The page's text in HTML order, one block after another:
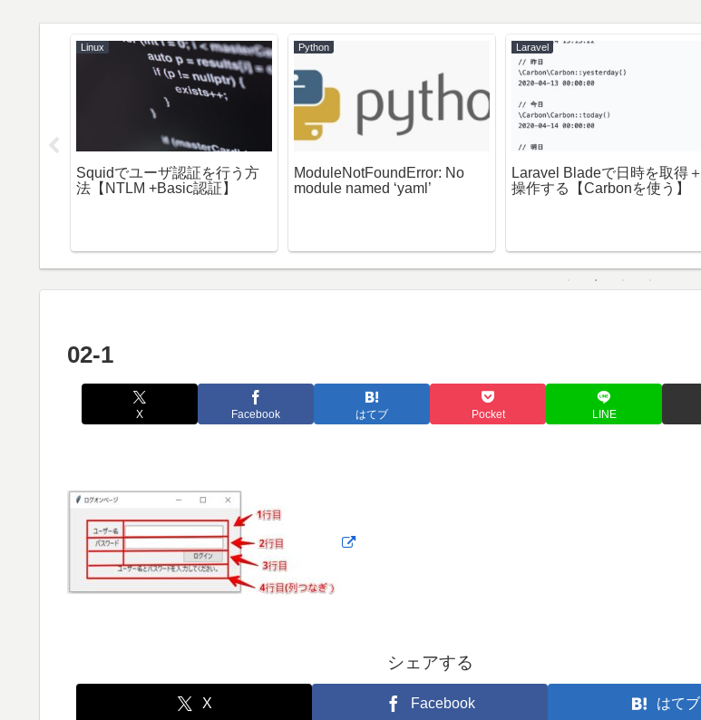
Linux
Squidでユーザ認証を行う方
法【NTLM +Basic認証】
Python
ModuleNotFoundError: No
module named ‘yaml’
Laravel
Laravel Bladeで日時を取得＋
操作する【Carbonを使う】
02-1
X Facebook はてブ Pocket LINE
シェアする
X Facebook はてブ